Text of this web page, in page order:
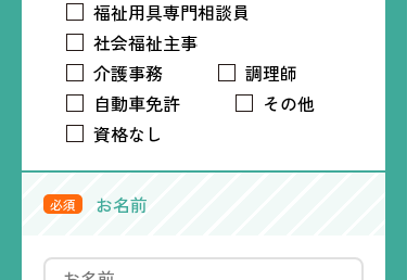
福祉用具専門相談員
社会福祉主事
介護事務
調理師
自動車免許
その他
資格なし
必須 お名前